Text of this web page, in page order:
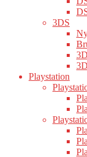
3DS
Playstation